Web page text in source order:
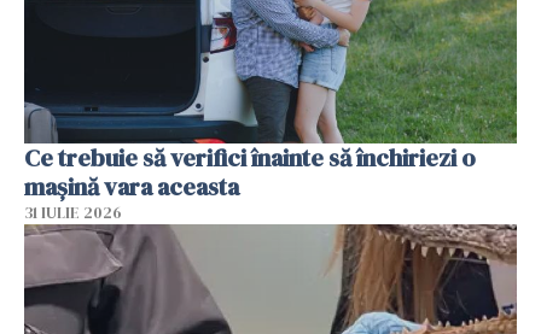
Ce trebuie să verifici înainte să închiriezi o
mașină vara aceasta
31 IULIE 2026